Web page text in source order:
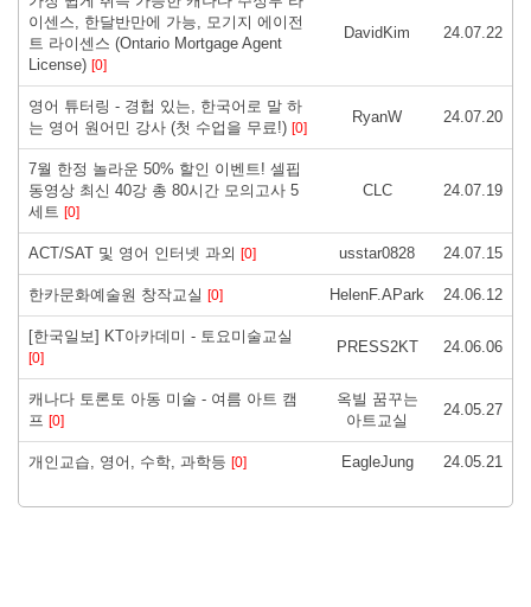
이센스, 한달반만에 가능, 모기지 에이전
트 라이센스 (Ontario Mortgage Agent
License) [0]
DavidKim 24.07.22
영어 튜터링 - 경헙 있는, 한국어로 말 하
는 영어 원어민 강사 (첫 수업을 무료!) [0]
RyanW 24.07.20
7월 한정 놀라운 50% 할인 이벤트! 셀핍
동영상 최신 40강 총 80시간 모의고사 5
세트 [0]
CLC 24.07.19
ACT/SAT 및 영어 인터넷 과외 [0] usstar0828 24.07.15
한카문화예술원 창작교실 [0] HelenF.APark 24.06.12
[한국일보] KT아카데미 - 토요미술교실
[0]
PRESS2KT 24.06.06
캐나다 토론토 아동 미술 - 여름 아트 캠
프 [0]
옥빌 꿈꾸는
아트교실
24.05.27
개인교습, 영어, 수학, 과학등 [0] EagleJung 24.05.21